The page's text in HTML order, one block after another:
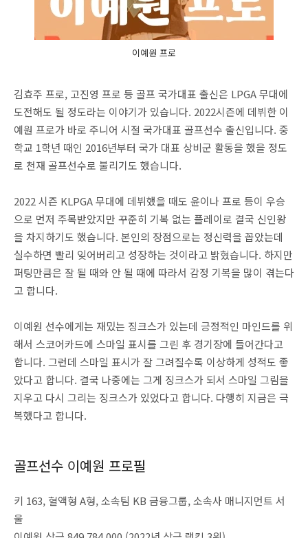
이예원 프로
김효주 프로, 고진영 프로 등 골프 국가대표 출신은 LPGA 무대에
도전해도 될 정도라는 이야기가 있습니다. 2022시즌에 데뷔한 이
예원 프로가 바로 주니어 시절 국가대표 골프선수 출신입니다. 중
학교 1학년 때인 2016년부터 국가 대표 상비군 활동을 했을 정도
로 천재 골프선수로 불리기도 했습니다.
2022 시즌 KLPGA 무대에 데뷔했을 때도 윤이나 프로 등이 우승
으로 먼저 주목받았지만 꾸준히 기복 없는 플레이로 결국 신인왕
을 차지하기도 했습니다. 본인의 장점으로는 정신력을 꼽았는데
실수하면 빨리 잊어버리고 성장하는 것이라고 밝혔습니다. 하지만
퍼팅만큼은 잘 될 때와 안 될 때에 따라서 감정 기복을 많이 겪는다
고 합니다.
이예원 선수에게는 재밌는 징크스가 있는데 긍정적인 마인드를 위
해서 스코어카드에 스마일 표시를 그린 후 경기장에 들어간다고
합니다. 그런데 스마일 표시가 잘 그려질수록 이상하게 성적도 좋
았다고 합니다. 결국 나중에는 그게 징크스가 되서 스마일 그림을
지우고 다시 그리는 징크스가 있었다고 합니다. 다행히 지금은 극
복했다고 합니다.
골프선수 이예원 프로필
키 163, 혈액형 A형, 소속팀 KB 금융그룹, 소속사 매니지먼트 서
울